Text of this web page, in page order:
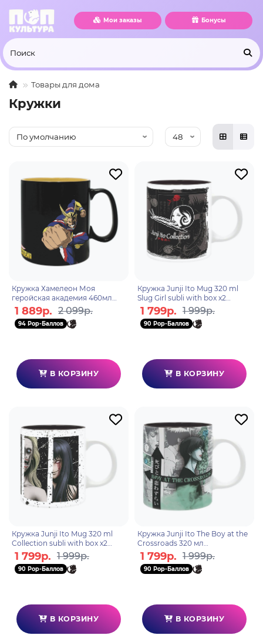
Мои заказы Бонусы
Товары для дома
Кружки
Кружка Хамелеон Моя
геройская академия 460мл
ABYMUG577
1 889р. 2 099р.
94 Pop-Баллов
В КОРЗИНУ
Кружка Junji Ito Mug 320 ml
Slug Girl subli with box x2
ABYMUG859
1 799р. 1 999р.
90 Pop-Баллов
В КОРЗИНУ
Кружка Junji Ito Mug 320 ml
Collection subli with box x2
ABYMUG860
1 799р. 1 999р.
90 Pop-Баллов
В КОРЗИНУ
Кружка Junji Ito The Boy at the
Crossroads 320 мл
ABYMUGA270
1 799р. 1 999р.
90 Pop-Баллов
В КОРЗИНУ